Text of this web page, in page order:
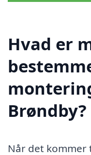
Hvad er
Brøndby?
Når det kommer